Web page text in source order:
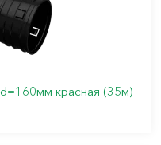
красная (35м)